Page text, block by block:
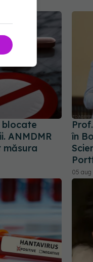
blocate
ANMDMR
măsura
în
05 aug